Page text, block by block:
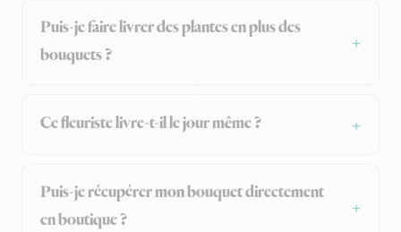
Puis-je faire livrer des plantes en plus des
bouquets ?
Ce fleuriste livre-t-il le jour même ?
Puis-je récupérer mon bouquet directement
en boutique ?